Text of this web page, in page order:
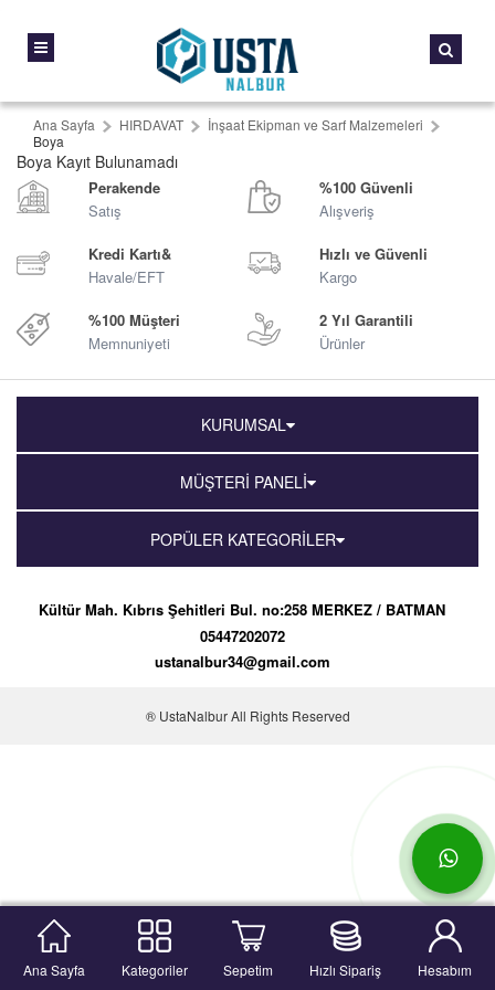
Ana Sayfa HIRDAVAT
İnşaat Ekipman ve Sarf Malzemeleri
Boya
Boya Kayıt Bulunamadı
Perakende
Satış
%100 Güvenli
Alışveriş
Kredi Kartı&
Havale/EFT
Hızlı ve Güvenli
Kargo
%100 Müşteri
Memnuniyeti
2 Yıl Garantili
Ürünler
KURUMSAL
MÜŞTERİ PANELİ
POPÜLER KATEGORİLER
Kültür Mah. Kıbrıs Şehitleri Bul. no:258 MERKEZ / BATMAN
05447202072
ustanalbur34@gmail.com
® UstaNalbur All Rights Reserved
Ana Sayfa Kategoriler Sepetim Hızlı Sipariş Hesabım